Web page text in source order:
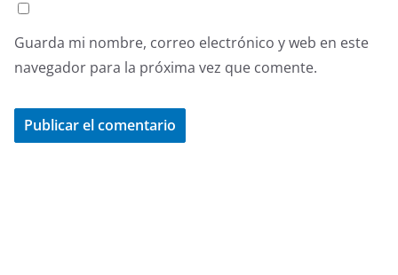
Guarda mi nombre, correo electrónico y web en este
navegador para la próxima vez que comente.